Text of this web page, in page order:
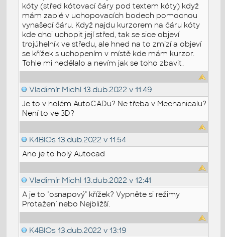
kóty (střed kótovací čáry pod textem kóty) když
mám zaplé v uchopovacích bodech pomocnou
vynašecí čáru. Když najdu kurzorem na čáru kóty
kde chci uchopit její střed, tak se sice objeví
trojúhelník ve středu, ale hned na to zmizí a objeví
se křížek s uchopením v místě kde mám kurzor.
Tohle mi nedělalo a nevím jak se toho zbavit.
Vladimír Michl 13.dub.2022 v 11:49
Je to v holém AutoCADu? Ne třeba v Mechanicalu?
Není to ve 3D?
K4BlOs 13.dub.2022 v 11:54
Ano je to holý Autocad
Vladimír Michl 13.dub.2022 v 12:41
A je to "osnapový" křížek? Vypněte si režimy
Protažení nebo Nejbližší.
K4BlOs 13.dub.2022 v 13:19